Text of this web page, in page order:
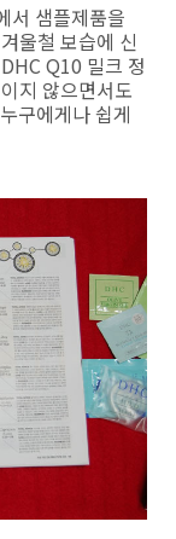
서 샘플제품을
울철 보습에 신
Q10 밀크 정
지 않으면서도
구에게나 쉽게